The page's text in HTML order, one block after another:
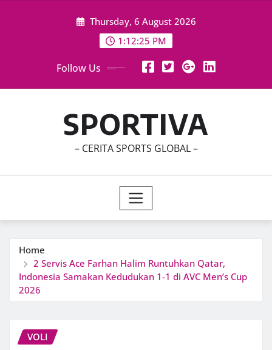
Thursday, 6 August 2026
1:12:26 PM
Follow Us
SPORTIVA
– CERITA SPORTS GLOBAL –
Home
2 Servis Ace Farhan Halim Runtuhkan Qatar,
Indonesia Samakan Kedudukan 1-1 di AVC Men’s Cup
2026
VOLI